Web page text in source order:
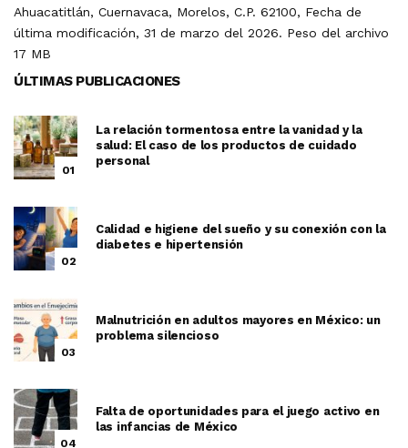
Ahuacatitlán, Cuernavaca, Morelos, C.P. 62100, Fecha de
última modificación, 31 de marzo del 2026. Peso del archivo
17 MB
ÚLTIMAS PUBLICACIONES
01
La relación tormentosa entre la vanidad y la
salud: El caso de los productos de cuidado
personal
02
Calidad e higiene del sueño y su conexión con la
diabetes e hipertensión
03
Malnutrición en adultos mayores en México: un
problema silencioso
04
Falta de oportunidades para el juego activo en
las infancias de México